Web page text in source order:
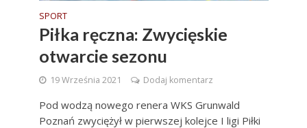
SPORT
Piłka ręczna: Zwycięskie
otwarcie sezonu
19 Września 2021 Dodaj komentarz
Pod wodzą nowego renera WKS Grunwald
Poznań zwyciężył w pierwszej kolejce I ligi Piłki